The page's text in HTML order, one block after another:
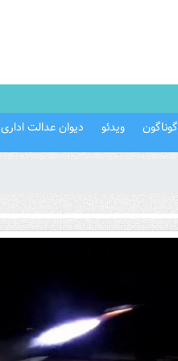
گوناگون ویدئو دیوان عدالت اداری